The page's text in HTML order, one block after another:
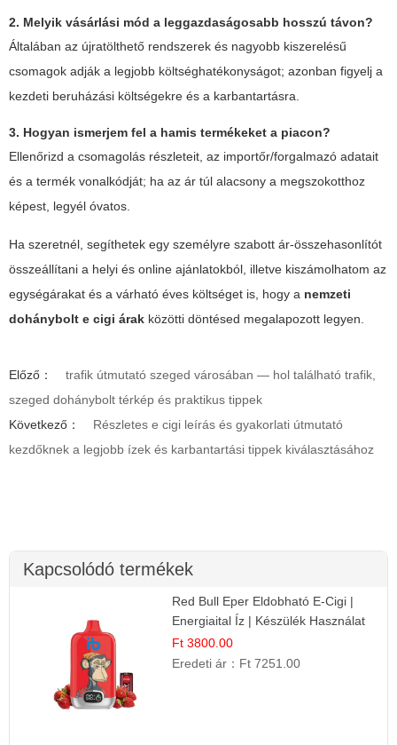
2. Melyik vásárlási mód a leggazdaságosabb hosszú távon?
Általában az újratölthető rendszerek és nagyobb kiszerelésű
csomagok adják a legjobb költséghatékonyságot; azonban figyelj a
kezdeti beruházási költségekre és a karbantartásra.
3. Hogyan ismerjem fel a hamis termékeket a piacon?
Ellenőrizd a csomagolás részleteit, az importőr/forgalmazó adatait
és a termék vonalkódját; ha az ár túl alacsony a megszokotthoz
képest, legyél óvatos.
Ha szeretnél, segíthetek egy személyre szabott ár-összehasonlítót
összeállítani a helyi és online ajánlatokból, illetve kiszámolhatom az
egységárakat és a várható éves költséget is, hogy a nemzeti
dohánybolt e cigi árak közötti döntésed megalapozott legyen.
Előző：
trafik útmutató szeged városában — hol található trafik,
szeged dohánybolt térkép és praktikus tippek
Következő：
Részletes e cigi leírás és gyakorlati útmutató
kezdőknek a legjobb ízek és karbantartási tippek kiválasztásához
Kapcsolódó termékek
Red Bull Eper Eldobható E-Cigi |
Energiaital Íz | Készülék Használat
Ft 3800.00
Eredeti ár： Ft 7251.00